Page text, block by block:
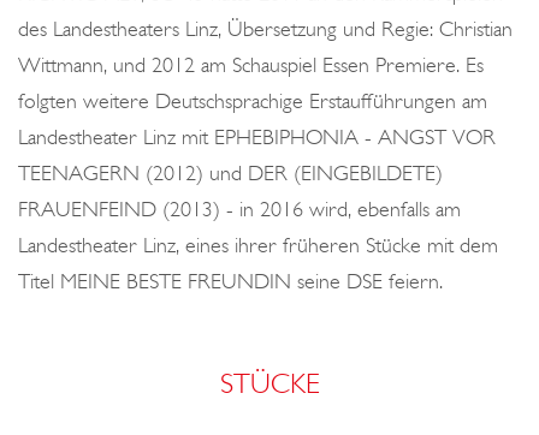
des Landestheaters Linz, Übersetzung und Regie: Christian
Wittmann, und 2012 am Schauspiel Essen Premiere. Es
folgten weitere Deutschsprachige Erstaufführungen am
Landestheater Linz mit EPHEBIPHONIA - ANGST VOR
TEENAGERN (2012) und DER (EINGEBILDETE)
FRAUENFEIND (2013) - in 2016 wird, ebenfalls am
Landestheater Linz, eines ihrer früheren Stücke mit dem
Titel MEINE BESTE FREUNDIN seine DSE feiern.
STÜCKE